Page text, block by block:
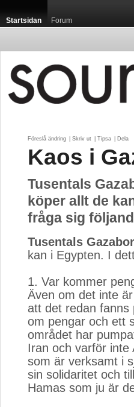
Startsidan Forum
Föreslå ändring Skriv ut Tipsa Dela
Kaos i
Tusentals
köper allt de
fråga sig
Tusentals
kan i Egypten. I
1. Var kommer
Även om det inte
att det redan
om pengar och ett
området har
Iran och varför inte
som är verksamt i
sin solidaritet och
Hamas som ju är